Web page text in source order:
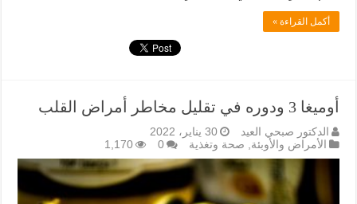
أكمل القراءة »
أوميغا 3 ودوره في تقليل مخاطر أمراض القلب
الدكتور صبحي العيد
30 يناير، 2022
الأمراض والأوبئة
صحة وتغذية 0
1,170